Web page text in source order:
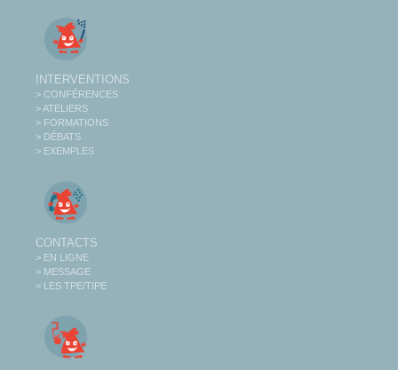
INTERVENTIONS
> CONFÉRENCES
> ATELIERS
> FORMATIONS
> DÉBATS
> EXEMPLES
CONTACTS
> EN LIGNE
> MESSAGE
> LES TPE/TIPE